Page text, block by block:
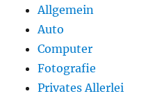
Allgemein
Auto
Computer
Fotografie
Privates Allerlei